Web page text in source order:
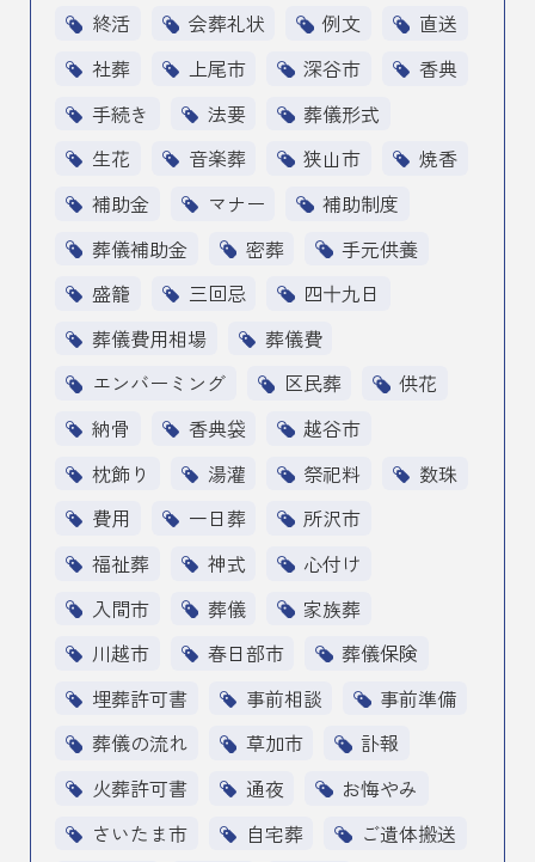
終活
会葬礼状 例文
直送
社葬
上尾市 深谷市
香典
手続き
法要
葬儀形式
生花
音楽葬 狭山市
焼香
補助金
マナー
補助制度
葬儀補助金
密葬
手元供養
盛籠
三回忌
四十九日
葬儀費用相場
葬儀費
エンバーミング
区民葬
供花
納骨
香典袋
越谷市
枕飾り
湯灌 祭祀料
数珠
費用
一日葬
所沢市
福祉葬
神式
心付け
入間市
葬儀
家族葬
川越市
春日部市
葬儀保険
埋葬許可書
事前相談
事前準備
葬儀の流れ
草加市
訃報
火葬許可書
通夜
お悔やみ
さいたま市
自宅葬
ご遺体搬送